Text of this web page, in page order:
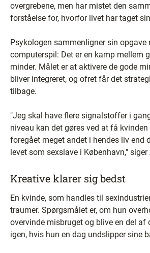
overgrebene, men har mistet den
forståelse for, hvorfor livet har taget
Psykologen sammenligner sin opgave
computerspil: Det er en kamp mellem
minder. Målet er at aktivere de gode
bliver integreret, og ofret får det
tilbage.
"Jeg skal have flere signalstoffer i
niveau kan det gøres ved at få kvinden
foregået meget andet i hendes liv end
levet som sexslave i København," siger
Kreative klarer sig bedst
En kvinde, som handles til
traumer. Spørgsmålet er, om hun
overvinde misbruget og blive en del af
igen, hvis hun en dag undslipper sine